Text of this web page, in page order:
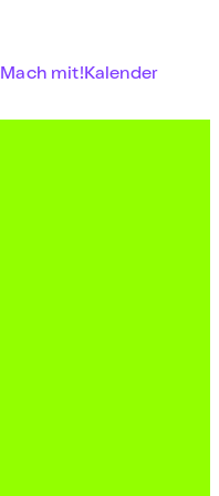
Mach mit!Kalender